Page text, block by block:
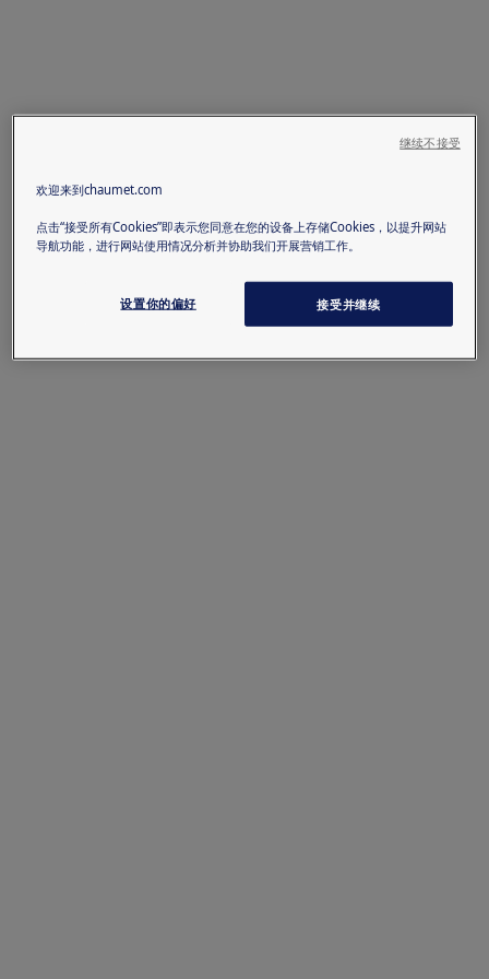
欢迎来到chaumet.com
点击“接受所有Cookies”即表示您同意在您的设备上存储Cookies，以提升网站
导航功能，进行网站使用情况分析并协助我们开展营销工作。
设置你的偏好 接受并继续
继续不接受